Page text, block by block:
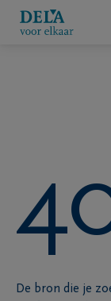
ons
De bron die je
Online Rouwregister